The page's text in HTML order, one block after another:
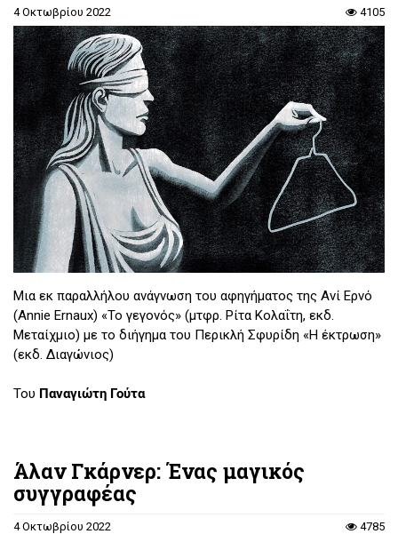
4 Οκτωβρίου 2022 4105
Μια εκ παραλλήλου ανάγνωση του αφηγήματος της Ανί Ερνό
(Annie Ernaux) «Το γεγονός» (μτφρ. Ρίτα Κολαΐτη, εκδ.
Μεταίχμιο) με το διήγημα του Περικλή Σφυρίδη «Η έκτρωση»
(εκδ. Διαγώνιος)
Του Παναγιώτη Γούτα
Άλαν Γκάρνερ: Ένας μαγικός
συγγραφέας
4 Οκτωβρίου 2022 4785